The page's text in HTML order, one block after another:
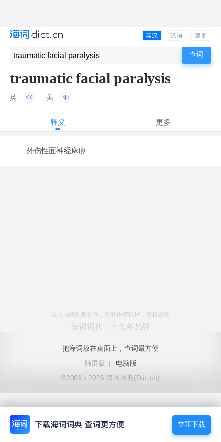
英汉 汉语 更多
traumatic facial paralysis
英 美
释义 更多
外伤性面神经麻痹
以上内容独家创作，受著作权保护，侵权必究
海词词典，十七年品牌
把海词放在桌面上，查词最方便
触屏版
|
电脑版
©2003 - 2026 海词词典(Dict.cn)
立即下载
立即下载